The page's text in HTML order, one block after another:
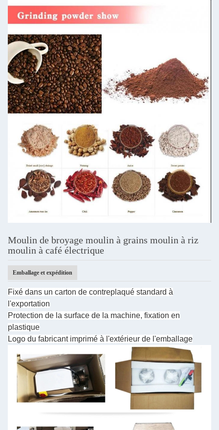
Moulin de broyage moulin à grains moulin à riz
moulin à café électrique
Emballage et expédition
Fixé dans un carton de contreplaqué standard à
l'exportation
Protection de la surface de la machine, fixation en
plastique
Logo du fabricant imprimé à l'extérieur de l'emballage